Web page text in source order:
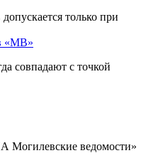
только при
«МВ»
совпадают с точкой
ведомости»